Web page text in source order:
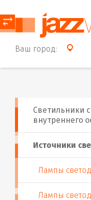
Ваш город:
⥂
Источники
Лампы
Лампы
Светильники
внутреннего